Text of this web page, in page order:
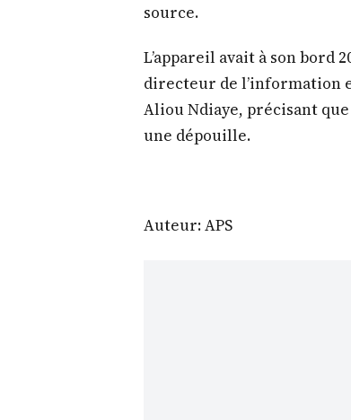
source.
L’appareil avait à son bord
directeur de l’information
Aliou Ndiaye, précisant
une dépouille.
Auteur: APS